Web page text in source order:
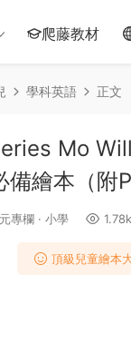
爬藤教材
學科英語 正文
Mo
繪本（附
專欄 · 小學 1.78k
頂級兒童繪本